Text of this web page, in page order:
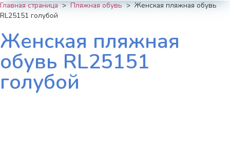
Главная страница>Пляжная обувь>Женская пляжная обувь
RL25151 голубой
Женская пляжная
обувь RL25151
голубой